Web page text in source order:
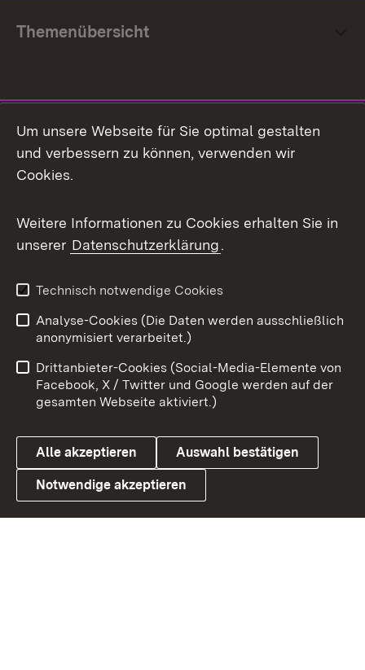
Themenübersicht
Facebook
X / Twitter
Youtube
Link zum Landesportal
Impressum
Kontakt
Barrierefreiheit
Datenschutz
Cookies
Um unsere Webseite für Sie optimal gestalten
und verbessern zu können, verwenden wir
Cookies.
Weitere Informationen zu Cookies erhalten Sie in
unserer Datenschutzerklärung.
Technisch notwendige Cookies
Analyse-Cookies (Die Daten werden ausschließlich
anonymisiert verarbeitet.)
Drittanbieter-Cookies (Social-Media-Elemente von
Facebook, X / Twitter und Google werden auf der
gesamten Webseite aktiviert.)
Alle akzeptieren Auswahl bestätigen
Notwendige akzeptieren